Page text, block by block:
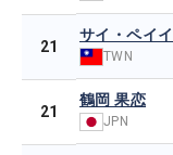
21
サイ・ペイ
TWN
21
鶴岡 果恋
JPN